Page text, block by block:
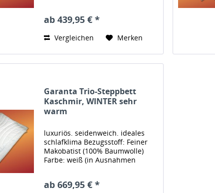
Softeinfassung der Ränder
Cashmere...
ab 439,95 € *
Vergleichen Merken
Garanta Trio-Steppbett
Kaschmir, WINTER sehr
warm
luxuriös. seidenweich. ideales
schlafklima Bezugsstoff: Feiner
Makobatist (100% Baumwolle)
Farbe: weiß (in Ausnahmen
Softeinfassung der Ränder
ab 669,95 € *